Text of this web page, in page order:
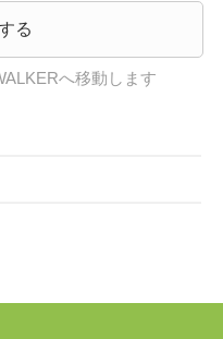
る
へ移動します